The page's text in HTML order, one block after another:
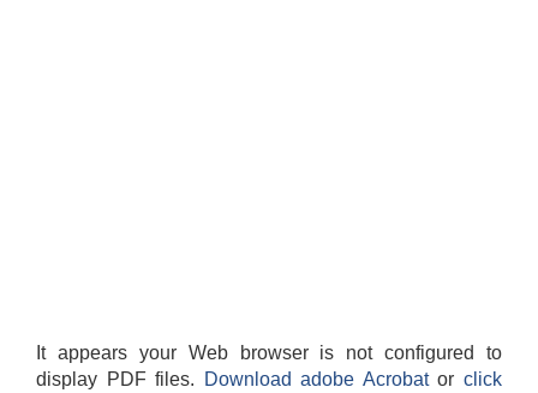
It appears your Web browser is not configured to
display PDF files.
Download adobe Acrobatorclick